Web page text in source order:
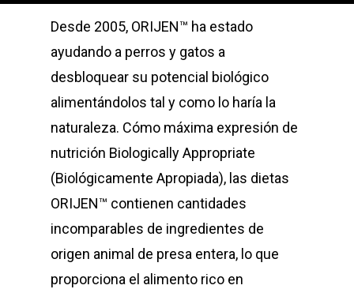
Desde 2005, ORIJEN™ ha estado
ayudando a perros y gatos a
desbloquear su potencial biológico
alimentándolos tal y como lo haría la
naturaleza. Cómo máxima expresión de
nutrición Biologically Appropriate
(Biológicamente Apropiada), las dietas
ORIJEN™ contienen cantidades
incomparables de ingredientes de
origen animal de presa entera, lo que
proporciona el alimento rico en